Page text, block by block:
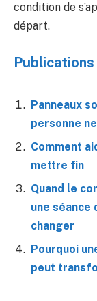
condition de
départ.
Publications
Panneaux
personne
Comment
mettre fin
Quand le
une séance
changer
Pourquoi
peut